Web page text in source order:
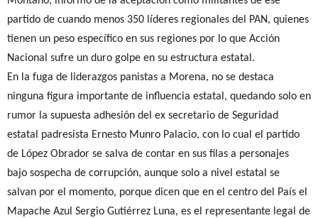
partido de cuando menos 350 líderes regionales del PAN, quienes
tienen un peso específico en sus regiones por lo que Acción
Nacional sufre un duro golpe en su estructura estatal.
En la fuga de liderazgos panistas a Morena, no se destaca
ninguna figura importante de influencia estatal, quedando solo en
rumor la supuesta adhesión del ex secretario de Seguridad
estatal padresista Ernesto Munro Palacio, con lo cual el partido
de López Obrador se salva de contar en sus filas a personajes
bajo sospecha de corrupción, aunque solo a nivel estatal se
salvan por el momento, porque dicen que en el centro del País el
Mapache Azul Sergio Gutiérrez Luna, es el representante legal de